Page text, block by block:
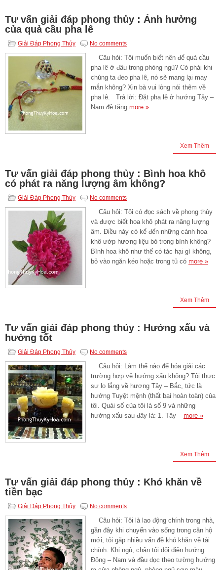
Tư vấn giải đáp phong thủy : Ảnh hưởng
của quả cầu pha lê
Giải Đáp Phong Thủy No comments
Câu hỏi: Tôi muốn biết nên để quả cầu
pha lê ở đâu trong phòng ngủ? Có phải khi
chúng ta đeo pha lê, nó sẽ mang lại may
mắn không? Xin bà vui lòng nói thêm về
pha lê. Trả lời: Đặt pha lê ở hướng Tây –
Nam đẻ tăng more »
Xem Thêm
Tư vấn giải đáp phong thủy : Bình hoa khô
có phát ra năng lượng âm không?
Giải Đáp Phong Thủy No comments
Câu hỏi: Tôi có đọc sách về phong thủy
và được biết hoa khô phát ra năng lượng
âm. Điều này có kể đến những cánh hoa
khô ướp hương liệu bỏ trong bình không?
Bình hoa khô như thế có tác hại gì không,
bỏ vào ngăn kéo hoặc trong tủ có more »
Xem Thêm
Tư vấn giải đáp phong thủy : Hướng xấu và
hướng tốt
Giải Đáp Phong Thủy No comments
Câu hỏi: Làm thế nào để hóa giải các
trường hợp về hướng xấu không? Tôi thực
sự lo lắng về hương Tây – Bắc, tức là
hướng Tuyệt mệnh (thất bại hoàn toàn) của
tôi. Quái số của tôi là số 9 và những
hướng xấu sau đây là: 1. Tây – more »
Xem Thêm
Tư vấn giải đáp phong thủy : Khó khăn về
tiền bạc
Giải Đáp Phong Thủy No comments
Câu hỏi: Tôi là lao động chính trong nhà,
gần đây khi chuyển vào sống trong căn hộ
mới, tôi gặp nhiều vấn đề khó khăn về tài
chính. Khi ngủ, chân tôi dối diện hướng
Đông – Nam và đầu dọc theo tường hướng